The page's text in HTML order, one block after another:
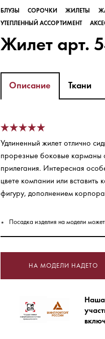
БЛУЗЫ СОРОЧКИ ЖИЛЕТЫ
УТЕПЛЕННЫЙ АССОРТИМЕНТ
Жилет арт.
Описание Ткани
Удлиненный жилет отлично
прорезные боковые карманы с
прилегания. Интересная
цвете компании или
фигуру, дополнением
Посадка изделия на модели
НА МОДЕЛИ НАДЕТО
Наша